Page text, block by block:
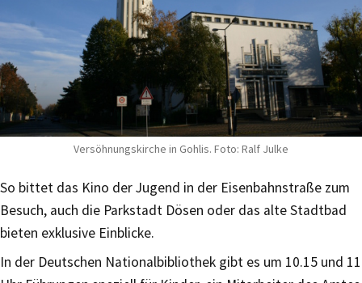
Versöhnungskirche in Gohlis. Foto: Ralf Julke
So bittet das Kino der Jugend in der Eisenbahnstraße zum
Besuch, auch die Parkstadt Dösen oder das alte Stadtbad
bieten exklusive Einblicke.
In der Deutschen Nationalbibliothek gibt es um 10.15 und 11